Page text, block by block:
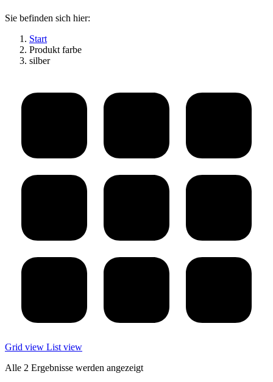
Sie befinden sich hier:
Start
Produkt farbe
silber
Grid view List view
Alle 2 Ergebnisse werden angezeigt